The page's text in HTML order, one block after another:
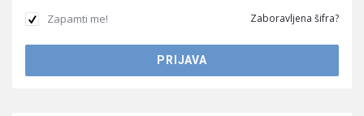
Zapamti me! Zaboravljena šifra?